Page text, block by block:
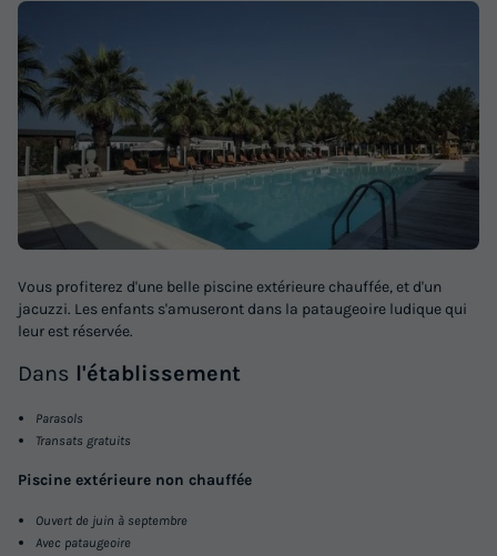
Vous profiterez d'une belle piscine extérieure chauffée, et d'un
jacuzzi. Les enfants s'amuseront dans la pataugeoire ludique qui
leur est réservée.
Dans l'établissement
Parasols
Transats gratuits
Piscine extérieure non chauffée
Ouvert de juin à septembre
Avec pataugeoire